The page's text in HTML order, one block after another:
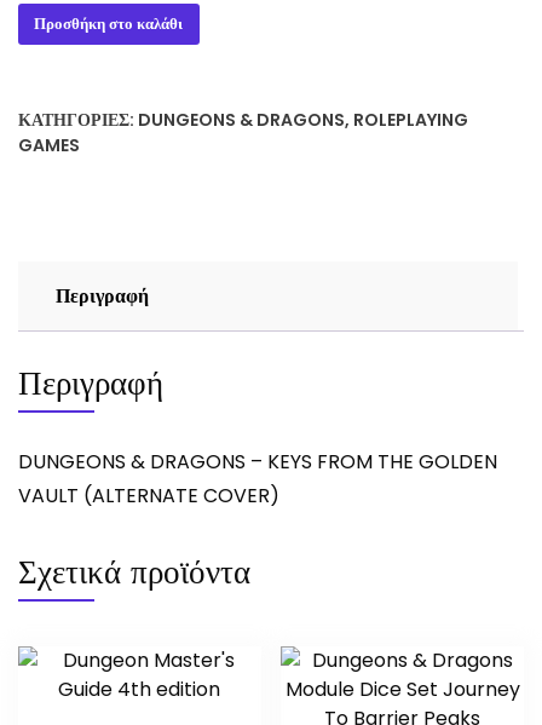
DUNGEONS
&
KEYS
COVER)
ποσότητα
Προσθήκη στο καλάθι
ΚΑΤΗΓΟΡΊΕΣ: DUNGEONS & DRAGONS, ROLEPLAYING
GAMES
Περιγραφή
Περιγραφή
DUNGEONS & DRAGONS – KEYS FROM THE GOLDEN
VAULT (ALTERNATE COVER)
Σχετικά προϊόντα